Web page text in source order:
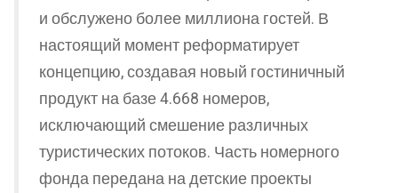
и обслужено более миллиона гостей. В
настоящий момент реформатирует
концепцию, создавая новый гостиничный
продукт на базе 4.668 номеров,
исключающий смешение различных
туристических потоков. Часть номерного
фонда передана на детские проекты